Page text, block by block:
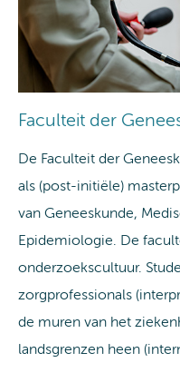
Faculteit der
De Faculteit der
als (post-initiële)
van Geneeskunde,
Epidemiologie. De
onderzoekscultuur.
zorgprofessionals
de muren van het
landsgrenzen heen